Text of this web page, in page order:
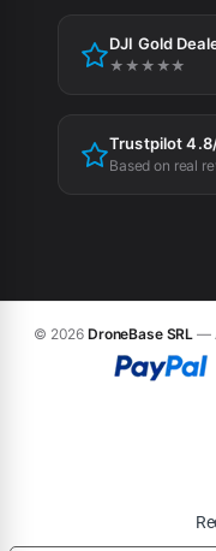
Cookie preferences
DJI Gold
★★★★★
Trustpilot
Based on real
© 2026 DroneBase SRL —